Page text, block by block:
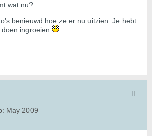
wat nu?
benieuwd hoe ze er nu uitzien. Je hebt
ingroeien
May 2009